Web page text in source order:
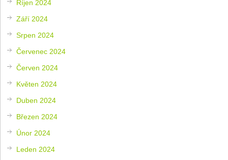
Říjen 2024
Září 2024
Srpen 2024
Červenec 2024
Červen 2024
Květen 2024
Duben 2024
Březen 2024
Únor 2024
Leden 2024